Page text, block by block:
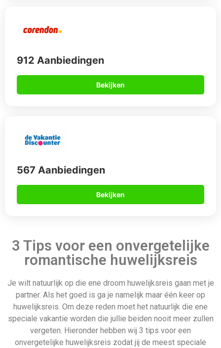
912 Aanbiedingen
Bekijken
567 Aanbiedingen
Bekijken
3 Tips voor een onvergetelijke
romantische huwelijksreis
Je wilt natuurlijk op die ene droom huwelijksreis gaan met je
partner. Als het goed is ga je namelijk maar één keer op
huwelijksreis. Om deze reden moet het natuurlijk die ene
speciale vakantie worden die jullie beiden nooit meer zullen
vergeten. Hieronder hebben wij 3 tips voor een
onvergetelijke huwelijksreis zodat jij de meest speciale